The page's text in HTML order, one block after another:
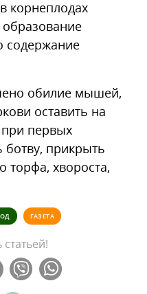
корнеплодах
содержание
обилие мышей,
оставить на
при первых
ботву, прикрыть
торфа, хвороста,
ГАЗЕТА